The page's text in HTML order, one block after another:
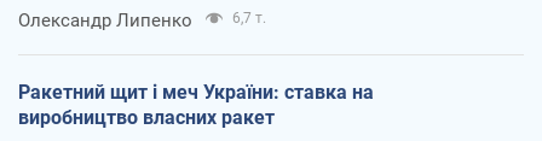
Олександр Липенко 6,7 т.
Ракетний щит і меч України: ставка на
виробництво власних ракет